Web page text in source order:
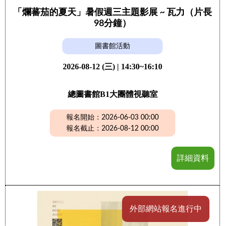
「爛蕃茄的夏天」暑假週三主題影展 ~ 瓦力（片長
98分鐘）
圖書館活動
2026-08-12 (三) | 14:30~16:10
總圖書館B1大團體視聽室
報名開始：2026-06-03 00:00
報名截止：2026-08-12 00:00
詳細資料
外部網站報名進行中